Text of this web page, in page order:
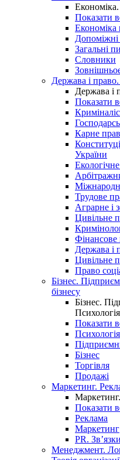
Економіка.
Показати
Економіка
Допоміжні
Загальні
Словники
Держава і
Держава і
Показати
Карне
України
Трудове
Аграрне і
Цивільне
Фінансове
Держава і
Цивільне
Право
Бізнес.
бізнесу
Бізнес.
Показати
Бізнес
Торгівля
Продажі
Маркетинг.
Показати
Реклама
Маркетинг
PR.
Менеджмент.